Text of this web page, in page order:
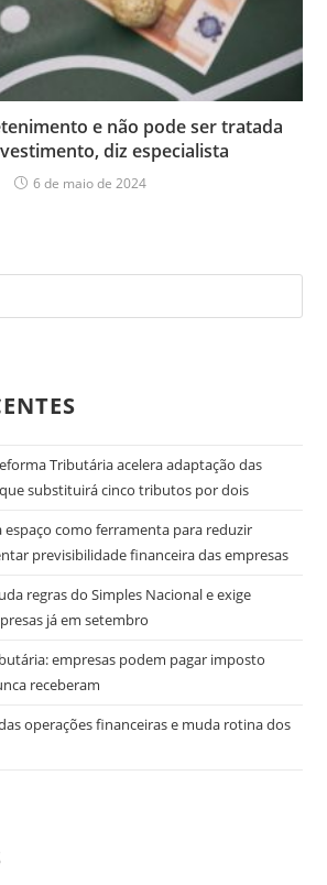
e não pode ser tratada
diz especialista
6 de maio de 2024
Tributária acelera adaptação das
substituirá cinco tributos por dois
como ferramenta para reduzir
previsibilidade financeira das empresas
regras do Simples Nacional e exige
já em setembro
empresas podem pagar imposto
receberam
operações financeiras e muda rotina dos